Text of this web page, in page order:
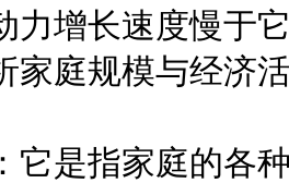
力增长速度慢于
家庭规模与经济
它是指家庭的各